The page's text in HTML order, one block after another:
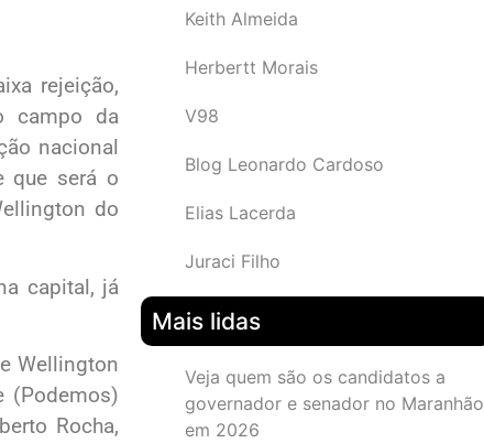
rejeição,
campo da
nacional
que será o
do
capital, já
Wellington
(Podemos)
Rocha,
Keith Almeida
Herbertt Morais
V98
Blog Leonardo Cardoso
Elias Lacerda
Juraci Filho
Mais lidas
Veja quem são os candidatos a
governador e senador no Maranhão
em 2026